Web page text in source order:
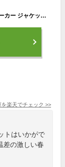
アンブロ UMBRO ラインドサーモ ウインドブレーカー ジャケット・パンツ上下セット 裏地:トリコット起毛 UUUQJF31/UUUQJG31 セットアップ メンズ ユニセックス セール サッカー フットサル 秋冬モデル
を楽天でチェック >>
トはいかがで
差の激しい春